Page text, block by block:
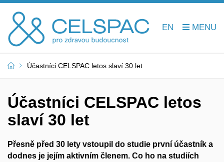
EN
Účastníci CELSPAC letos slaví 30 let
Účastníci CELSPAC letos
slaví 30 let
Přesně před 30 lety vstoupil do studie první účastník a
dodnes je jejím aktivním členem. Co ho na studiích